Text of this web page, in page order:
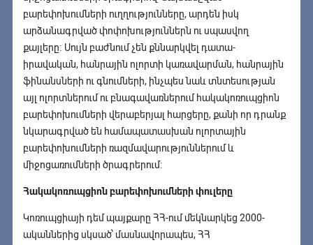
բարեփոխումների ուղղությունները, արդեն իսկ
արձանագրված փոփոխություններն ու սպասվող
քայլերը։ Սույն բաժնում չեն քննարկվել դատա-
իրավական, հանրային ոլորտի կառավարման, հանրային
ֆինանսների ու գնումների, ինչպես նաև տնտեսության
այլ ոլորտներում ու բնագավառներում հակակոռուպցիոն
բարեփոխումների վերաբերյալ հարցերը, քանի որ դրանք
նկարագրված են համապատասխան ոլորտային
բարեփոխումների ռազմավարություններում և
միջոցառումների ծրագրերում։
Հակակոռուպցիոն բարեփոխումների փուլերը
Կոռուպցիայի դեմ պայքարը ՀՀ-ում մեկնարկեց 2000-
ականներից սկսած՝ մասնավորապես, ՀՀ